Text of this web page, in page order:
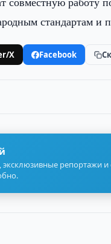
стандартам и
X Facebook
эксклюзивные репортажи